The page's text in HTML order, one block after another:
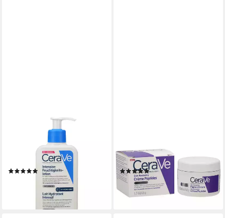
Feuchtigkeitscreme Intensive
Feuchtigkeitslotion 236ml
PZN 19557900
(2)
(83,86 €/ 1 l)
lieferbar - in 3-4 Werktagen bei dir
renewing Peptid Creme 48g
PZN 19979400
(3)
29,09 €
(606,04 €/ 1 kg)
lieferbar - in 3-4 Werktagen bei dir